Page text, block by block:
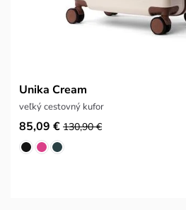
Unika Cream
veľký cestovný kufor
85,09 € 130,90 €